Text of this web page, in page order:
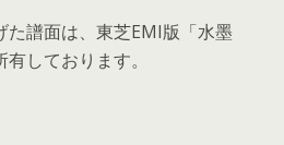
た譜面は、東芝EMI版「水墨
しております。